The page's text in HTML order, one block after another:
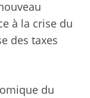
à la crise du
des taxes
du